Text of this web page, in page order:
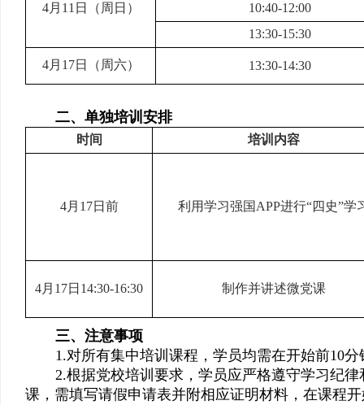
4月 11 日（周日）
10:40-12:00
13:30-15:30
4月 17日（周六） 13:30-14:30
二、单独培训安排
时间 培训内容
4月 17日前 利用学习强国 APP进行“四史”学
4月 17日 14:30-16:30 制作并讲述微党课
三、注意事项
1.对所有集中培训课程，学员均需在开始前10分
2.根据党校培训要求，学员应严格遵守学习纪
课，需填写请假申请表并附相应证明材料，在课程